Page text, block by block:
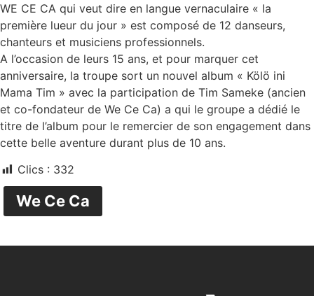
WE CE CA qui veut dire en langue vernaculaire « la
première lueur du jour » est composé de 12 danseurs,
chanteurs et musiciens professionnels.
A l’occasion de leurs 15 ans, et pour marquer cet
anniversaire, la troupe sort un nouvel album « Kölö ini
Mama Tim » avec la participation de Tim Sameke (ancien
et co-fondateur de We Ce Ca) a qui le groupe a dédié le
titre de l’album pour le remercier de son engagement dans
cette belle aventure durant plus de 10 ans.
Clics : 332
We Ce Ca